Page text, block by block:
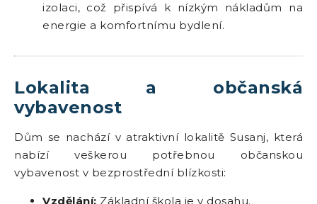
izolaci, což přispívá k nízkým nákladům na
energie a komfortnímu bydlení.
Lokalita a občanská
vybavenost
Dům se nachází v atraktivní lokalitě Susanj, která
nabízí veškerou potřebnou občanskou
vybavenost v bezprostřední blízkosti:
Vzdělání: Základní škola je v dosahu.